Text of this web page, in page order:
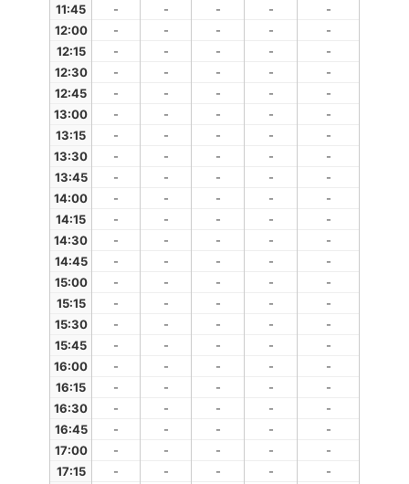
11:45
- - - -
-
12:00
- - - -
-
12:15
- - - -
-
12:30
- - - -
-
12:45
- - - -
-
13:00
- - - -
-
13:15
- - - -
-
13:30
- - - -
-
13:45
- - - -
-
14:00
- - - -
-
14:15
- - - -
-
14:30
- - - -
-
14:45
- - - -
-
15:00
- - - -
-
15:15
- - - -
-
15:30
- - - -
-
15:45
- - - -
-
16:00
- - - -
-
16:15
- - - -
-
16:30
- - - -
-
16:45
- - - -
-
17:00
- - - -
-
17:15
- - - -
-